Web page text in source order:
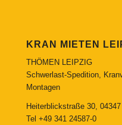
KRAN MIETEN
THÖMEN LEIPZIG
Schwerlast-Spedition,
Montagen
Heiterblickstraße 30,
Tel +49 341 24587-0